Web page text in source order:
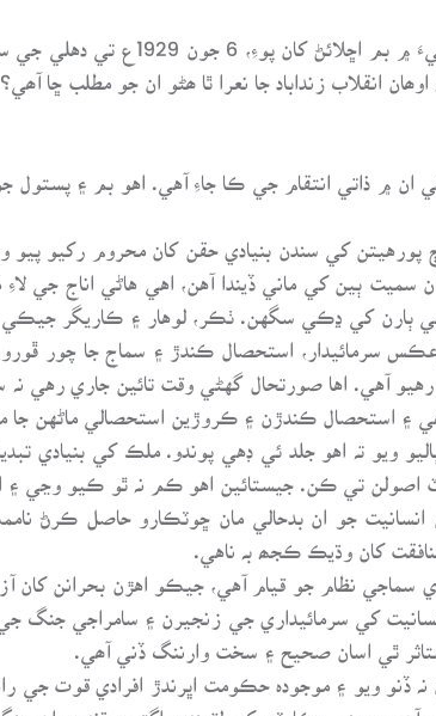
(ڀگت سنگھ ۽ بٽڪيشور دت
انقلاب زنداباد جا نعرا ٿا ھڻو ان جو مطلب ڇا
ان ۾ ذاتي انتقام جي ڪا جاءِ آهي. اهو بم ۽ پستول
کي سندن بنيادي حقن کان محروم رکيو پيو
سميت ٻين کي ماني ڏيندا آهن، اهي هاڻي اناج جي
ٻارن کي ڍڪي سگهن. ٺڪر، لوهار ۽ ڪاريگر
سرمائيدار، استحصال ڪندڙ ۽ سماج جا چور
آهي. اها صورتحال گهڻي وقت تائين جاري رهي
۽ استحصال ڪندڙن ۽ ڪروڙين استحصالي ماڻهن
ويو تہ اهو جلد ئي ڊهي پوندو. ملڪ کي بنيادي
تي ڪن. جيستائين اهو ڪم نہ ٿو ڪيو وڃي ۽
انسانيت جو ان بدحالي مان ڇوٽڪارو حاصل
کان وڌيڪ ڪجھ بہ ناهي.
سماجي نظام جو قيام آهي، جيڪو اهڙن بحرانن
کي سرمائيداري جي زنجيرن ۽ سامراجي جنگ
ٿي اسان صحيح ۽ سخت وارننگ ڏني آھي.
ڏنو ويو ۽ موجودہ حڪومت اڀرندڙ افرادي قوت جي
سڀني رڪاوٽن کي لٽيندي اڳتي وڌندي، ان